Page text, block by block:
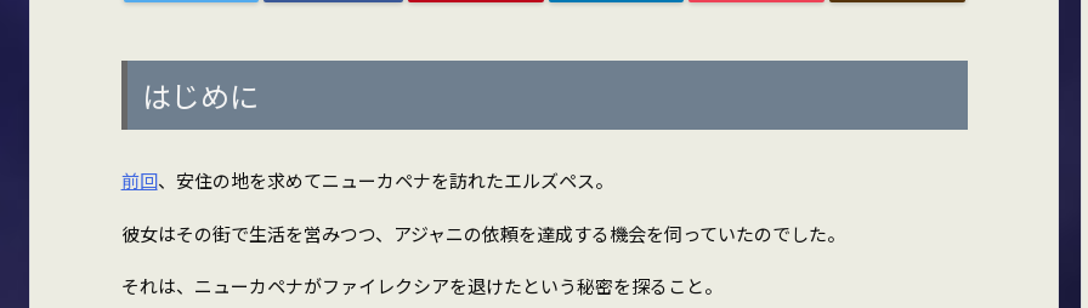
はじめに
前回、安住の地を求めてニューカペナを訪れたエルズペス。
彼女はその街で生活を営みつつ、アジャニの依頼を達成する機会を伺っていたのでした。
それは、ニューカペナがファイレクシアを退けたという秘密を探ること。